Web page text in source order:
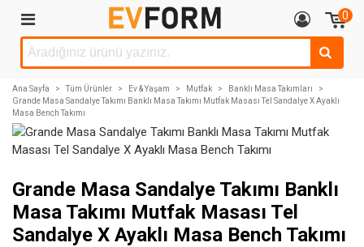
0
Ana Sayfa > Tüm Ürünler > Ev & Yaşam > Mutfak > Banklı Masa Takımları
>
Grande Masa Sandalye Takımı Banklı Masa Takımı Mutfak Masası Tel Sandalye X Ayaklı
Masa Bench Takımı
Grande Masa Sandalye Takımı Banklı
Masa Takımı Mutfak Masası Tel
Sandalye X Ayaklı Masa Bench Takımı